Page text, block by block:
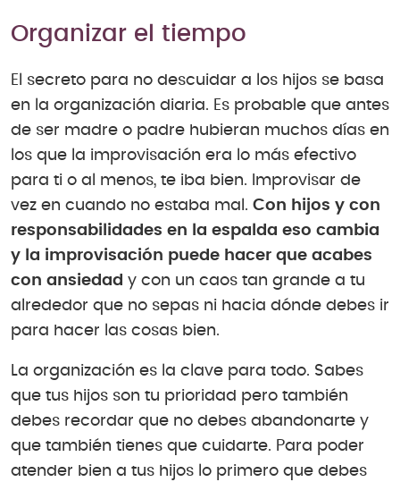
Organizar el tiempo
El secreto para no descuidar a los hijos se basa
en la organización diaria. Es probable que antes
de ser madre o padre hubieran muchos días en
los que la improvisación era lo más efectivo
para ti o al menos, te iba bien. Improvisar de
vez en cuando no estaba mal. Con hijos y con
responsabilidades en la espalda eso cambia
y la improvisación puede hacer que acabes
con ansiedad y con un caos tan grande a tu
alrededor que no sepas ni hacia dónde debes ir
para hacer las cosas bien.
La organización es la clave para todo. Sabes
que tus hijos son tu prioridad pero también
debes recordar que no debes abandonarte y
que también tienes que cuidarte. Para poder
atender bien a tus hijos lo primero que debes